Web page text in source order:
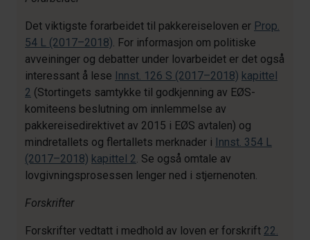
Det viktigste forarbeidet til pakkereiseloven er Prop.
54 L (2017–2018). For informasjon om politiske
avveininger og debatter under lovarbeidet er det også
interessant å lese Innst. 126 S (2017–2018) kapittel
2 (Stortingets samtykke til godkjenning av EØS-
komiteens beslutning om innlemmelse av
pakkereisedirektivet av 2015 i EØS avtalen) og
mindretallets og flertallets merknader i Innst. 354 L
(2017–2018) kapittel 2. Se også omtale av
lovgivningsprosessen lenger ned i stjernenoten.
Forskrifter
Forskrifter vedtatt i medhold av loven er forskrift 22.